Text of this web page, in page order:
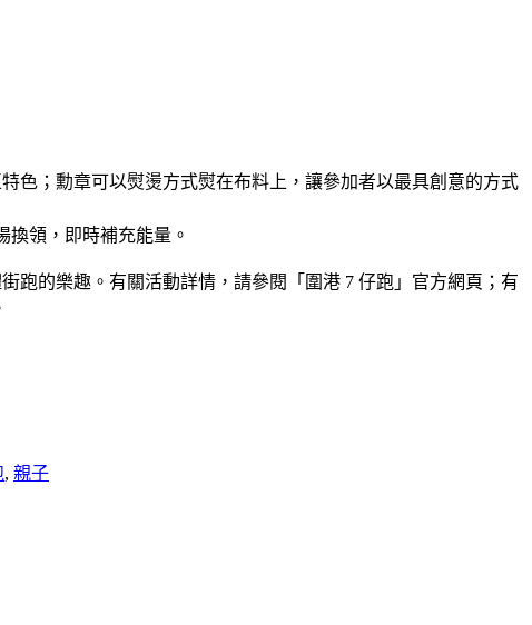
色； 勳章可以熨燙方式熨在布料上，讓參加者以最具創意的方式
換領，即時補充能量。
跑的樂趣。有關活動詳情，請參閱「 圍港 7 仔跑」官方網頁；有
, 親子